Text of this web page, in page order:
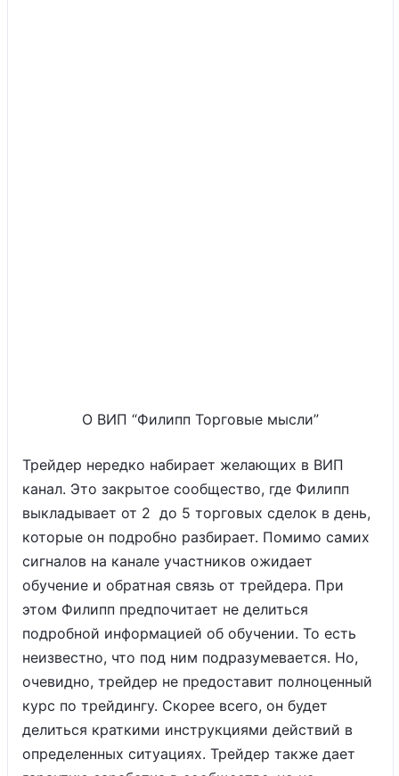
О ВИП “Филипп Торговые мысли”
Трейдер нередко набирает желающих в ВИП
канал. Это закрытое сообщество, где Филипп
выкладывает от 2 до 5 торговых сделок в день,
которые он подробно разбирает. Помимо самих
сигналов на канале участников ожидает
обучение и обратная связь от трейдера. При
этом Филипп предпочитает не делиться
подробной информацией об обучении. То есть
неизвестно, что под ним подразумевается. Но,
очевидно, трейдер не предоставит полноценный
курс по трейдингу. Скорее всего, он будет
делиться краткими инструкциями действий в
определенных ситуациях. Трейдер также дает